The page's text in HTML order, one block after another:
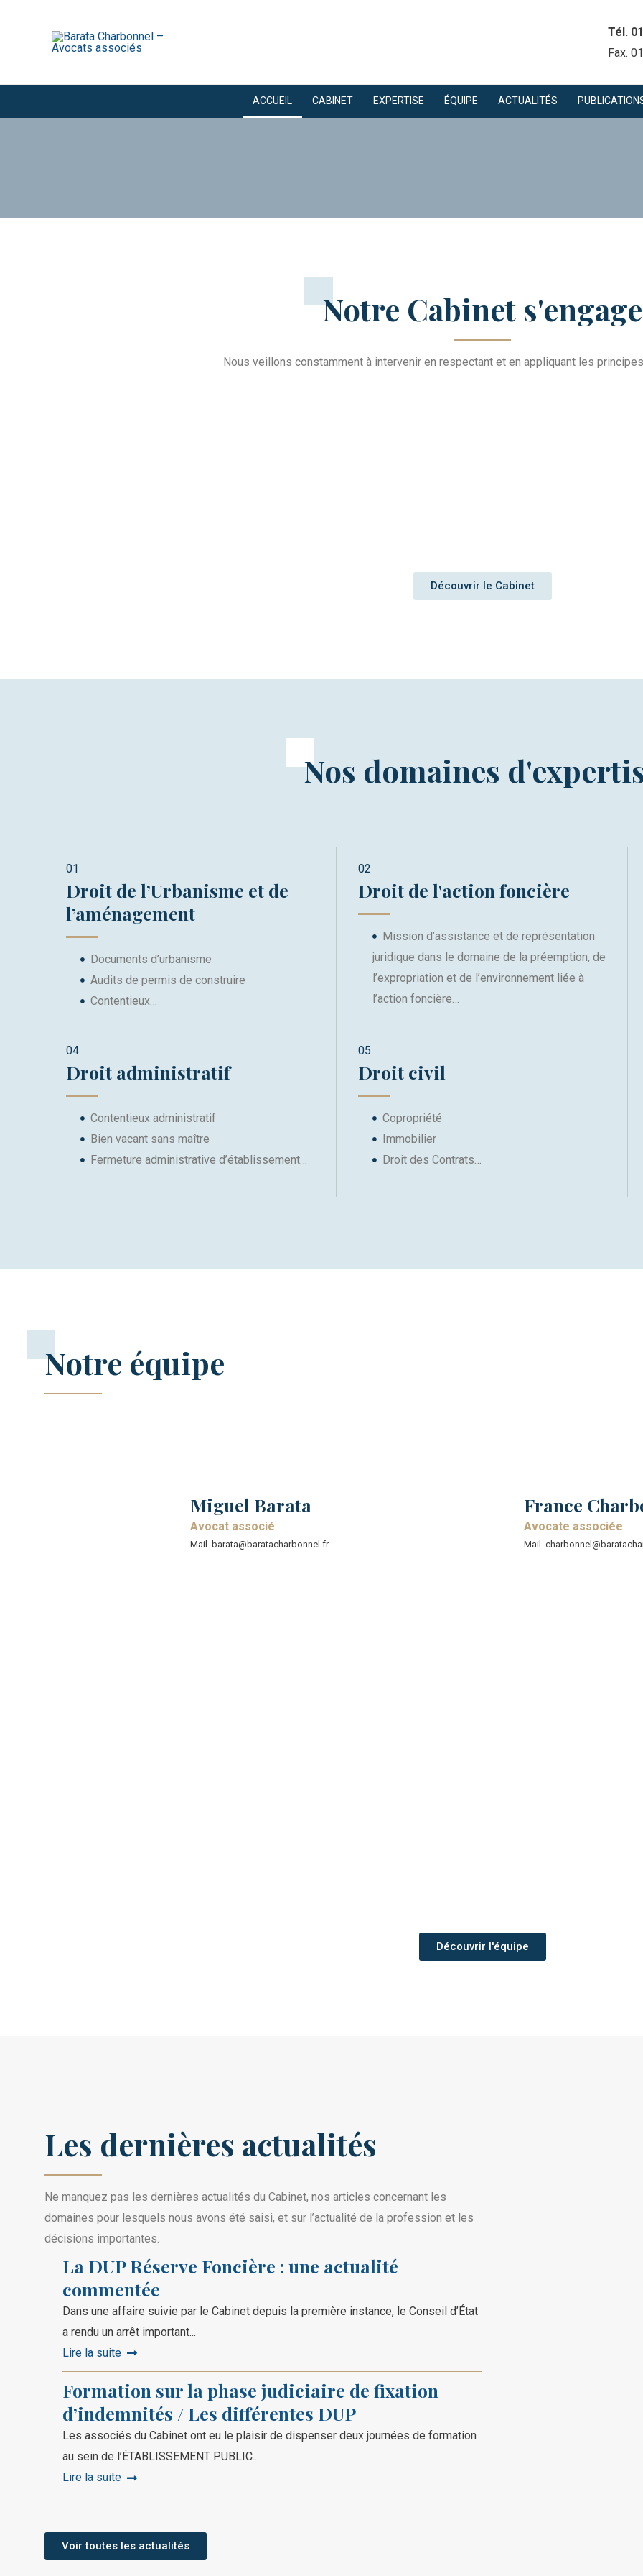
Tél.
Fax.
ACCUEIL CABINET EXPERTISE ÉQUIPE ACTUALITÉS
Notre Cabinet s'engage
Nous veillons constamment à intervenir en respectant et en appliquant les
Découvrir le Cabinet
Nos domaines
01
Droit de l’Urbanisme et de
l’aménagement
Documents d’urbanisme
Audits de permis de construire
Contentieux…
02
Droit de l'action foncière​
Mission d’assistance et de représentation
juridique dans le domaine de la préemption, de
l’expropriation et de l’environnement liée à
l’action foncière…
04
Droit administratif
Contentieux administratif
Bien vacant sans maître
Fermeture administrative d’établissement…
05
Droit civil
Copropriété
Immobilier
Droit des Contrats…
Notre équipe
Miguel Barata​​
Avocat associé
Mail. barata@baratacharbonnel.fr
France
Avocate associée
Mail.
Découvrir l'équipe
Les dernières actualités
Ne manquez pas les dernières actualités du Cabinet, nos articles concernant les
domaines pour lesquels nous avons été saisi, et sur l’actualité de la profession et les
décisions importantes.
La DUP Réserve Foncière : une actualité
commentée
Dans une affaire suivie par le Cabinet depuis la première instance, le Conseil d’État
a rendu un arrêt important...
Lire la suite
Formation sur la phase judiciaire de fixation
d’indemnités / Les différentes DUP
Les associés du Cabinet ont eu le plaisir de dispenser deux journées de formation
au sein de l’ÉTABLISSEMENT PUBLIC...
Lire la suite
Voir toutes les actualités